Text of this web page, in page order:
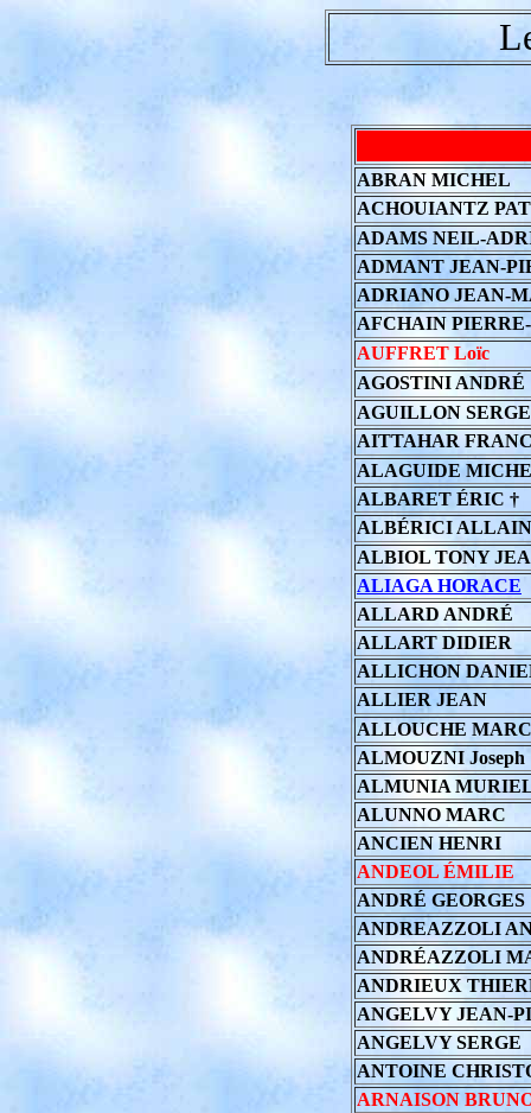
ABRAN MICHEL
ACHOUIANTZ
ADAMS NEIL-
ADMANT JEAN-
ADRIANO JEAN-
AFCHAIN
AUFFRET Loïc
AGOSTINI ANDRÉ
AGUILLON SERGE
AITTAHAR
ALAGUIDE
ALBARET ÉRIC †
ALBÉRICI ALLAIN
ALBIOL TONY
ALIAGA HORACE
ALLARD ANDRÉ
ALLART DIDIER
ALLICHON
ALLIER JEAN
ALLOUCHE MARC
ALMOUZNI Joseph
ALMUNIA
ALUNNO MARC
ANCIEN HENRI
ANDEOL ÉMILIE
ANDRÉ GEORGES
ANDREAZZOLI
ANDRÉAZZOLI
ANDRIEUX
ANGELVY JEAN-
ANGELVY SERGE
ANTOINE
ARNAISON